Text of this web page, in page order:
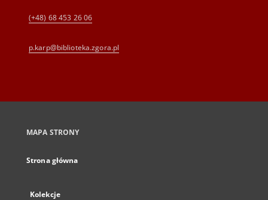
(+48) 68 453 26 06
p.karp@biblioteka.zgora.pl
MAPA STRONY
Strona główna
Kolekcje